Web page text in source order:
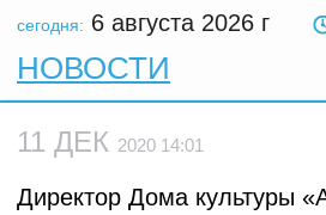
сегодня: 6 августа 2026 г
НОВОСТИ
11 ДЕК 2020 14:01
Директор Дома культуры